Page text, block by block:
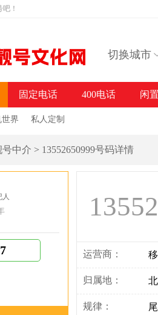
！
切换城市
界 私人定制
固定电话 400电话 闲
号中介 > 13552650999号码详情
运营商：
归属地：
规律：
人